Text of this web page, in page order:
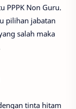
PPPK Non Guru.
pilihan jabatan
salah maka
tinta hitam